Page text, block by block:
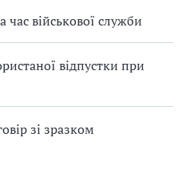
час військової служби
відпустки при
зі зразком